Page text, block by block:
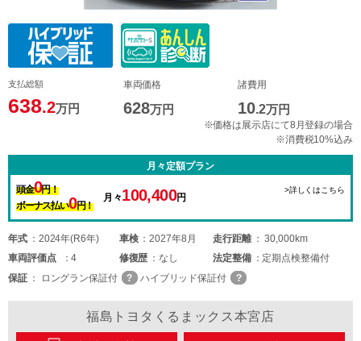
支払総額
638.2万円
車両価格
628万円
諸費用
10.2万円
※価格は展示店にて8月登録の場合
※消費税10%込み
月々定額プラン
頭金0円！
ボーナス払い0円！
月々100,400円
>詳しくはこちら
年式 2024年(R6年) 車検 2027年8月 走行距離
30,000km
車両評価点 4 修復歴 なし 法定整備
定期点検整備付
保証
ロングラン保証付 ハイブリッド保証付
福島トヨタくるまックス本宮店